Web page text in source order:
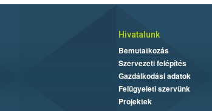
Hivatalunk
Bemutatkozás
Szervezeti felépítés
Gazdálkodási adatok
Felügyeleti szervünk
Projektek